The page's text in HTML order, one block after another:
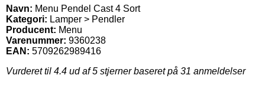
Navn: Menu Pendel Cast 4 Sort
Kategori: Lamper > Pendler
Producent: Menu
Varenummer: 9360238
EAN: 5709262989416
Vurderet til 4.4 ud af 5 stjerner baseret på 31 anmeldelser